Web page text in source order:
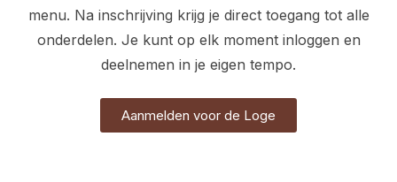
menu. Na inschrijving krijg je direct toegang tot alle
onderdelen. Je kunt op elk moment inloggen en
deelnemen in je eigen tempo.
Aanmelden voor de Loge